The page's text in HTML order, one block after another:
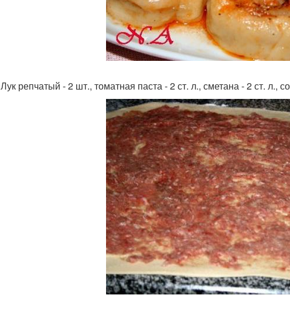
Лук репчатый - 2 шт., томатная паста - 2 ст. л., сметана - 2 ст. л.,